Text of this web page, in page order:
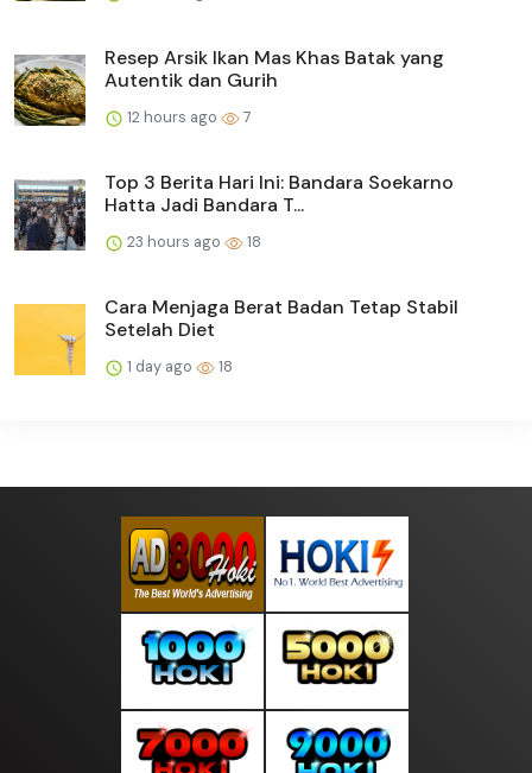
Resep Arsik Ikan Mas Khas Batak yang
Autentik dan Gurih
12 hours ago 7
Top 3 Berita Hari Ini: Bandara Soekarno
Hatta Jadi Bandara T...
23 hours ago 18
Cara Menjaga Berat Badan Tetap Stabil
Setelah Diet
1 day ago 18